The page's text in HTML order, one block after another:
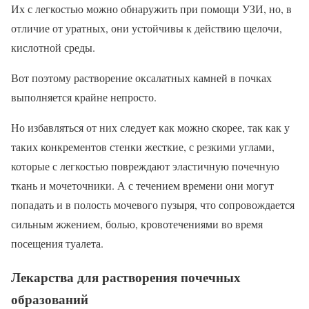
Их с легкостью можно обнаружить при помощи УЗИ, но, в
отличие от уратных, они устойчивы к действию щелочи,
кислотной среды.
Вот поэтому растворение оксалатных камней в почках
выполняется крайне непросто.
Но избавляться от них следует как можно скорее, так как у
таких конкрементов стенки жесткие, с резкими углами,
которые с легкостью повреждают эластичную почечную
ткань и мочеточники. А с течением времени они могут
попадать и в полость мочевого пузыря, что сопровождается
сильным жжением, болью, кровотечениями во время
посещения туалета.
Лекарства для растворения почечных
образований